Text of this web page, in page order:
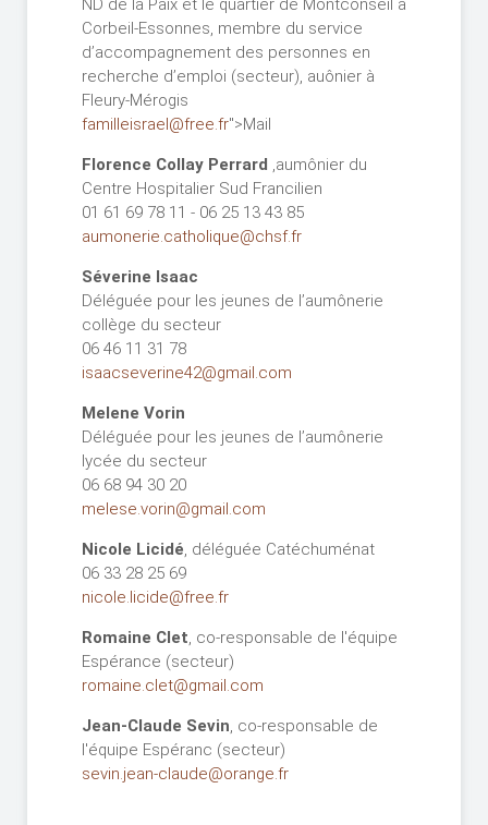
ND de la Paix et le quartier de Montconseil à
Corbeil-Essonnes, membre du service
d’accompagnement des personnes en
recherche d’emploi (secteur), auônier à
Fleury-Mérogis
familleisrael@free.fr">Mail
Florence Collay Perrard ,aumônier du
Centre Hospitalier Sud Francilien
01 61 69 78 11 - 06 25 13 43 85
aumonerie.catholique@chsf.fr
Séverine Isaac
Déléguée pour les jeunes de l’aumônerie
collège du secteur
06 46 11 31 78
isaacseverine42@gmail.com
Melene Vorin
Déléguée pour les jeunes de l’aumônerie
lycée du secteur
06 68 94 30 20
melese.vorin@gmail.com
Nicole Licidé, déléguée Catéchuménat
06 33 28 25 69
nicole.licide@free.fr
Romaine Clet, co-responsable de l'équipe
Espérance (secteur)
romaine.clet@gmail.com
Jean-Claude Sevin, co-responsable de
l'équipe Espéranc (secteur)
sevin.jean-claude@orange.fr